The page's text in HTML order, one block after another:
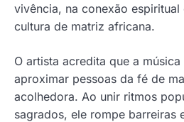
vivência, na conexão
cultura de matriz africana.
O artista acredita que a
aproximar pessoas da fé de
acolhedora. Ao unir ritmos
sagrados, ele rompe barreiras